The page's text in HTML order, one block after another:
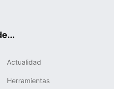
Actualidad
Herramientas